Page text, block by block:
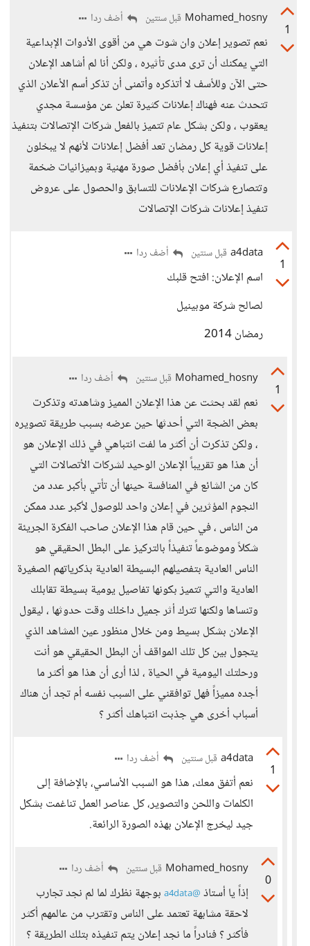
1
Mohamed_hosny قبل سنتين أضف ردا
نعم تصوير إعلان وان شوت هي من أقوى الأدوات الإبداعية
التي يمكنك أن ترى مدى تأثيره ، ولكن أنا لم أشاهد الإعلان
حتى الآن وللأسف لا أتذكره وأتمنى أن تذكر أسم الأعلان الذي
تتحدث عنه فهناك إعلانات كثيرة تعلن عن مؤسسة مجدي
يعقوب ، ولكن بشكل عام تتميز بالفعل شركات الإتصالات بتنفيذ
إعلانات قوية كل رمضان تعد أفضل إعلانات لأنهم لا يبخلون
على تنفيذ أي إعلان بأفضل صورة مهنية وبميزانيات ضخمة
وتتصارع شركات الإعلانات للتسابق والحصول على عروض
تنفيذ إعلانات شركات الإتصالات
1
a4data قبل سنتين أضف ردا
اسم الإعلان: افتح قلبك
لصالح شركة موبينيل
رمضان 2014
1
Mohamed_hosny قبل سنتين أضف ردا
نعم لقد بحثت عن هذا الإعلان المميز وشاهدته وتذكرت
بعض الضجة التي أحدثها حين عرضه بسبب طريقة تصويره
، ولكن تذكرت أن أكثر ما لفت انتباهي في ذلك الإعلان هو
أن هذا هو تقريباً الإعلان الوحيد لشركات الأتصالات التي
كان من الشائع في المنافسة حينها أن تأتي بأكبر عدد من
النجوم المؤثرين في إعلان واحد للوصول لأكبر عدد ممكن
من الناس ، في حين قام هذا الإعلان صاحب الفكرة الجريئة
شكلاً وموضوعاً تنفيذاً بالتركيز على البطل الحقيقي هو
الناس العادية بتفصيلهم البسيطة العادية بذكرياتهم الصغيرة
العادية والتي تتميز بكونها تفاصيل يومية بسيطة تقابلك
وتنساها ولكنها تترك أثر جميل داخلك وقت حدوثها ، ليقول
الإعلان بشكل بسيط ومن خلال منظور عين المشاهد الذي
يتجول بين كل تلك المواقف أن البطل الحقيقي هو أنت
ورحلتك اليومية في الحياة ، لذا أرى أن هذا هو أكثر ما
أجده مميزاً فهل توافقني على السبب نفسه أم تجد أن هناك
أسباب أخرى هي جذبت انتباهك أكثر ؟
1
a4data قبل سنتين أضف ردا
نعم أتفق معك، هذا هو السبب الأساسي، بالإضافة إلى
الكلمات واللحن والتصوير، كل عناصر العمل تناغمت بشكل
جيد ليخرج الإعلان بهذه الصورة الرائعة.
0
Mohamed_hosny قبل سنتين أضف ردا
إذاً يا أستاذ @a4data
بوجهة نظرك لما لم نجد تجارب
لاحقة مشابهة تعتمد على الناس وتقترب من عالمهم أكثر
فأكثر ؟ فنادراً ما نجد إعلان يتم تنفيذه بتلك الطريقة ؟